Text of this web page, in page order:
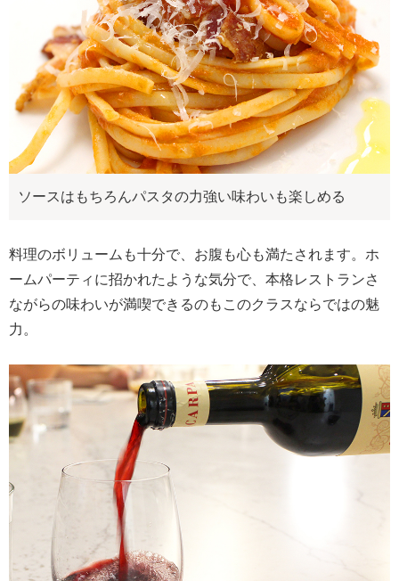
ソースはもちろんパスタの力強い味わいも楽しめる
料理のボリュームも十分で、お腹も心も満たされます。ホ
ームパーティに招かれたような気分で、本格レストランさ
ながらの味わいが満喫できるのもこのクラスならではの魅
力。